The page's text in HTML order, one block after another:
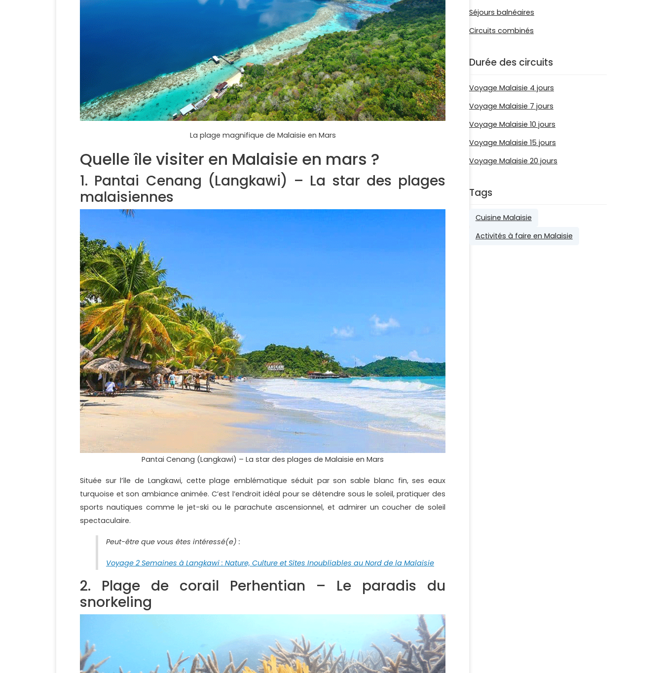
La plage magnifique de Malaisie en Mars
Quelle île visiter en Malaisie en mars ?
1. Pantai Cenang (Langkawi) – La star des plages
malaisiennes
Pantai Cenang (Langkawi) – La star des plages de Malaisie en Mars
Située sur l’île de Langkawi, cette plage emblématique séduit par son sable blanc fin, ses eaux
turquoise et son ambiance animée. C’est l’endroit idéal pour se détendre sous le soleil, pratiquer des
sports nautiques comme le jet-ski ou le parachute ascensionnel, et admirer un coucher de soleil
spectaculaire.
Peut-être que vous êtes intéressé(e) :
Voyage 2 Semaines à Langkawi : Nature, Culture et Sites Inoubliables au Nord de la Malaisie
2. Plage de corail Perhentian – Le paradis du
snorkeling
Séjours balnéaires
Circuits combinés
Durée des circuits
Voyage Malaisie 4 jours
Voyage Malaisie 7 jours
Voyage Malaisie 10 jours
Voyage Malaisie 15 jours
Voyage Malaisie 20 jours
Tags
Cuisine Malaisie
Activités à faire en Malaisie